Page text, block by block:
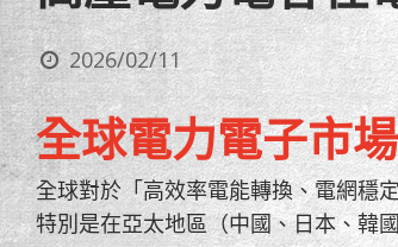
2026/02/11
全球電力電子市
全球對於「高效率電能轉換、電網穩
特別是在亞太地區（中國、日本、韓